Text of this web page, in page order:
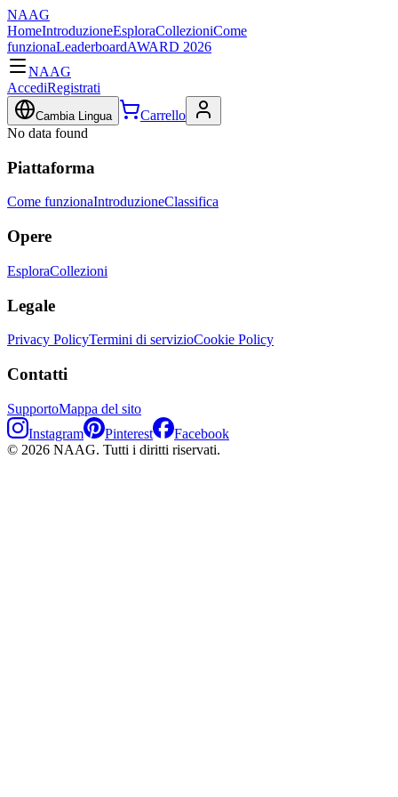
NAAG
HomeIntroduzioneEsploraCollezioniCome
funzionaLeaderboardAWARD 2026
NAAG
AccediRegistrati
Cambia Lingua
Carrello
No data found
Piattaforma
Come funzionaIntroduzioneClassifica
Opere
EsploraCollezioni
Legale
Privacy PolicyTermini di servizioCookie Policy
Contatti
SupportoMappa del sito
Instagram
Pinterest
Facebook
© 2026 NAAG. Tutti i diritti riservati.